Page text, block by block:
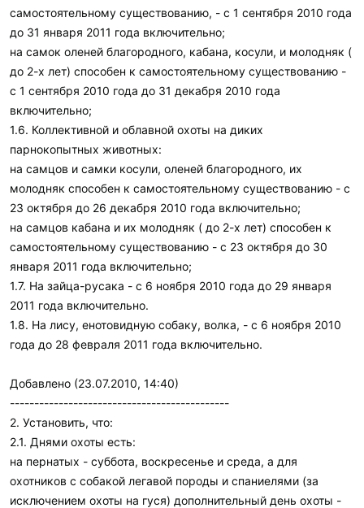
самостоятельному существованию, - с 1 сентября 2010 года
до 31 января 2011 года включительно;
на самок оленей благородного, кабана, косули, и молодняк (
до 2-х лет) способен к самостоятельному существованию -
с 1 сентября 2010 года до 31 декабря 2010 года
включительно;
1.6. Коллективной и облавной охоты на диких
парнокопытных животных:
на самцов и самки косули, оленей благородного, их
молодняк способен к самостоятельному существованию - с
23 октября до 26 декабря 2010 года включительно;
на самцов кабана и их молодняк ( до 2-х лет) способен к
самостоятельному существованию - с 23 октября до 30
января 2011 года включительно;
1.7. На зайца-русака - с 6 ноября 2010 года до 29 января
2011 года включительно.
1.8. На лису, енотовидную собаку, волка, - с 6 ноября 2010
года до 28 февраля 2011 года включительно.
Добавлено (23.07.2010, 14:40)
---------------------------------------------
2. Установить, что:
2.1. Днями охоты есть:
на пернатых - суббота, воскресенье и среда, а для
охотников с собакой легавой породы и спаниелями (за
исключением охоты на гуся) дополнительный день охоты -